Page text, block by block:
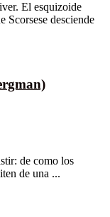
El esquizoide
desciende
de como los
de una ...